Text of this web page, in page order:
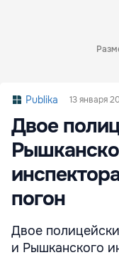
Publika 13 января
Двое
погон
Двое
и Рышканского